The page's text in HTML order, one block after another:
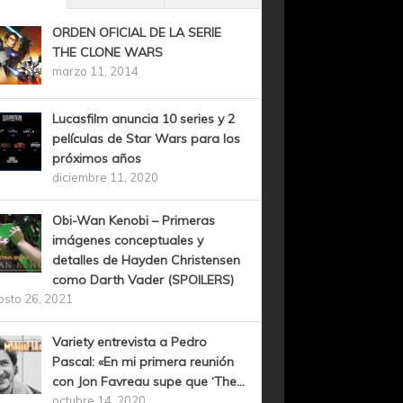
ORDEN OFICIAL DE LA SERIE
THE CLONE WARS
marzo 11, 2014
Lucasfilm anuncia 10 series y 2
películas de Star Wars para los
próximos años
diciembre 11, 2020
Obi-Wan Kenobi – Primeras
imágenes conceptuales y
detalles de Hayden Christensen
como Darth Vader (SPOILERS)
26, 2021
Variety entrevista a Pedro
Pascal: «En mi primera reunión
con Jon Favreau supe que ‘The...